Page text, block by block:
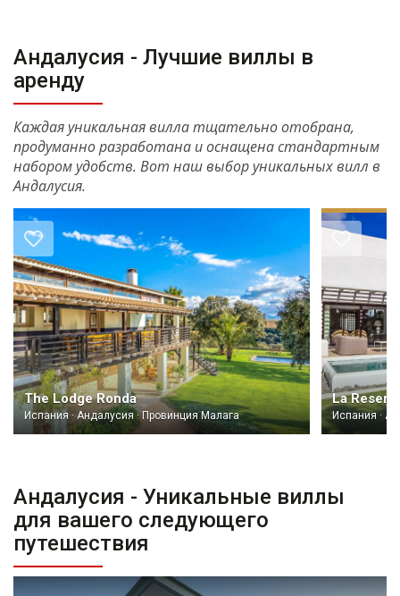
Андалусия - Лучшие виллы в
аренду
Каждая уникальная вилла тщательно отобрана,
продуманно разработана и оснащена стандартным
набором удобств. Вот наш выбор уникальных вилл в
Андалусия.
The Lodge Ronda
Испания · Андалусия · Провинция Малага Испания ·
Андалусия - Уникальные виллы
для вашего следующего
путешествия